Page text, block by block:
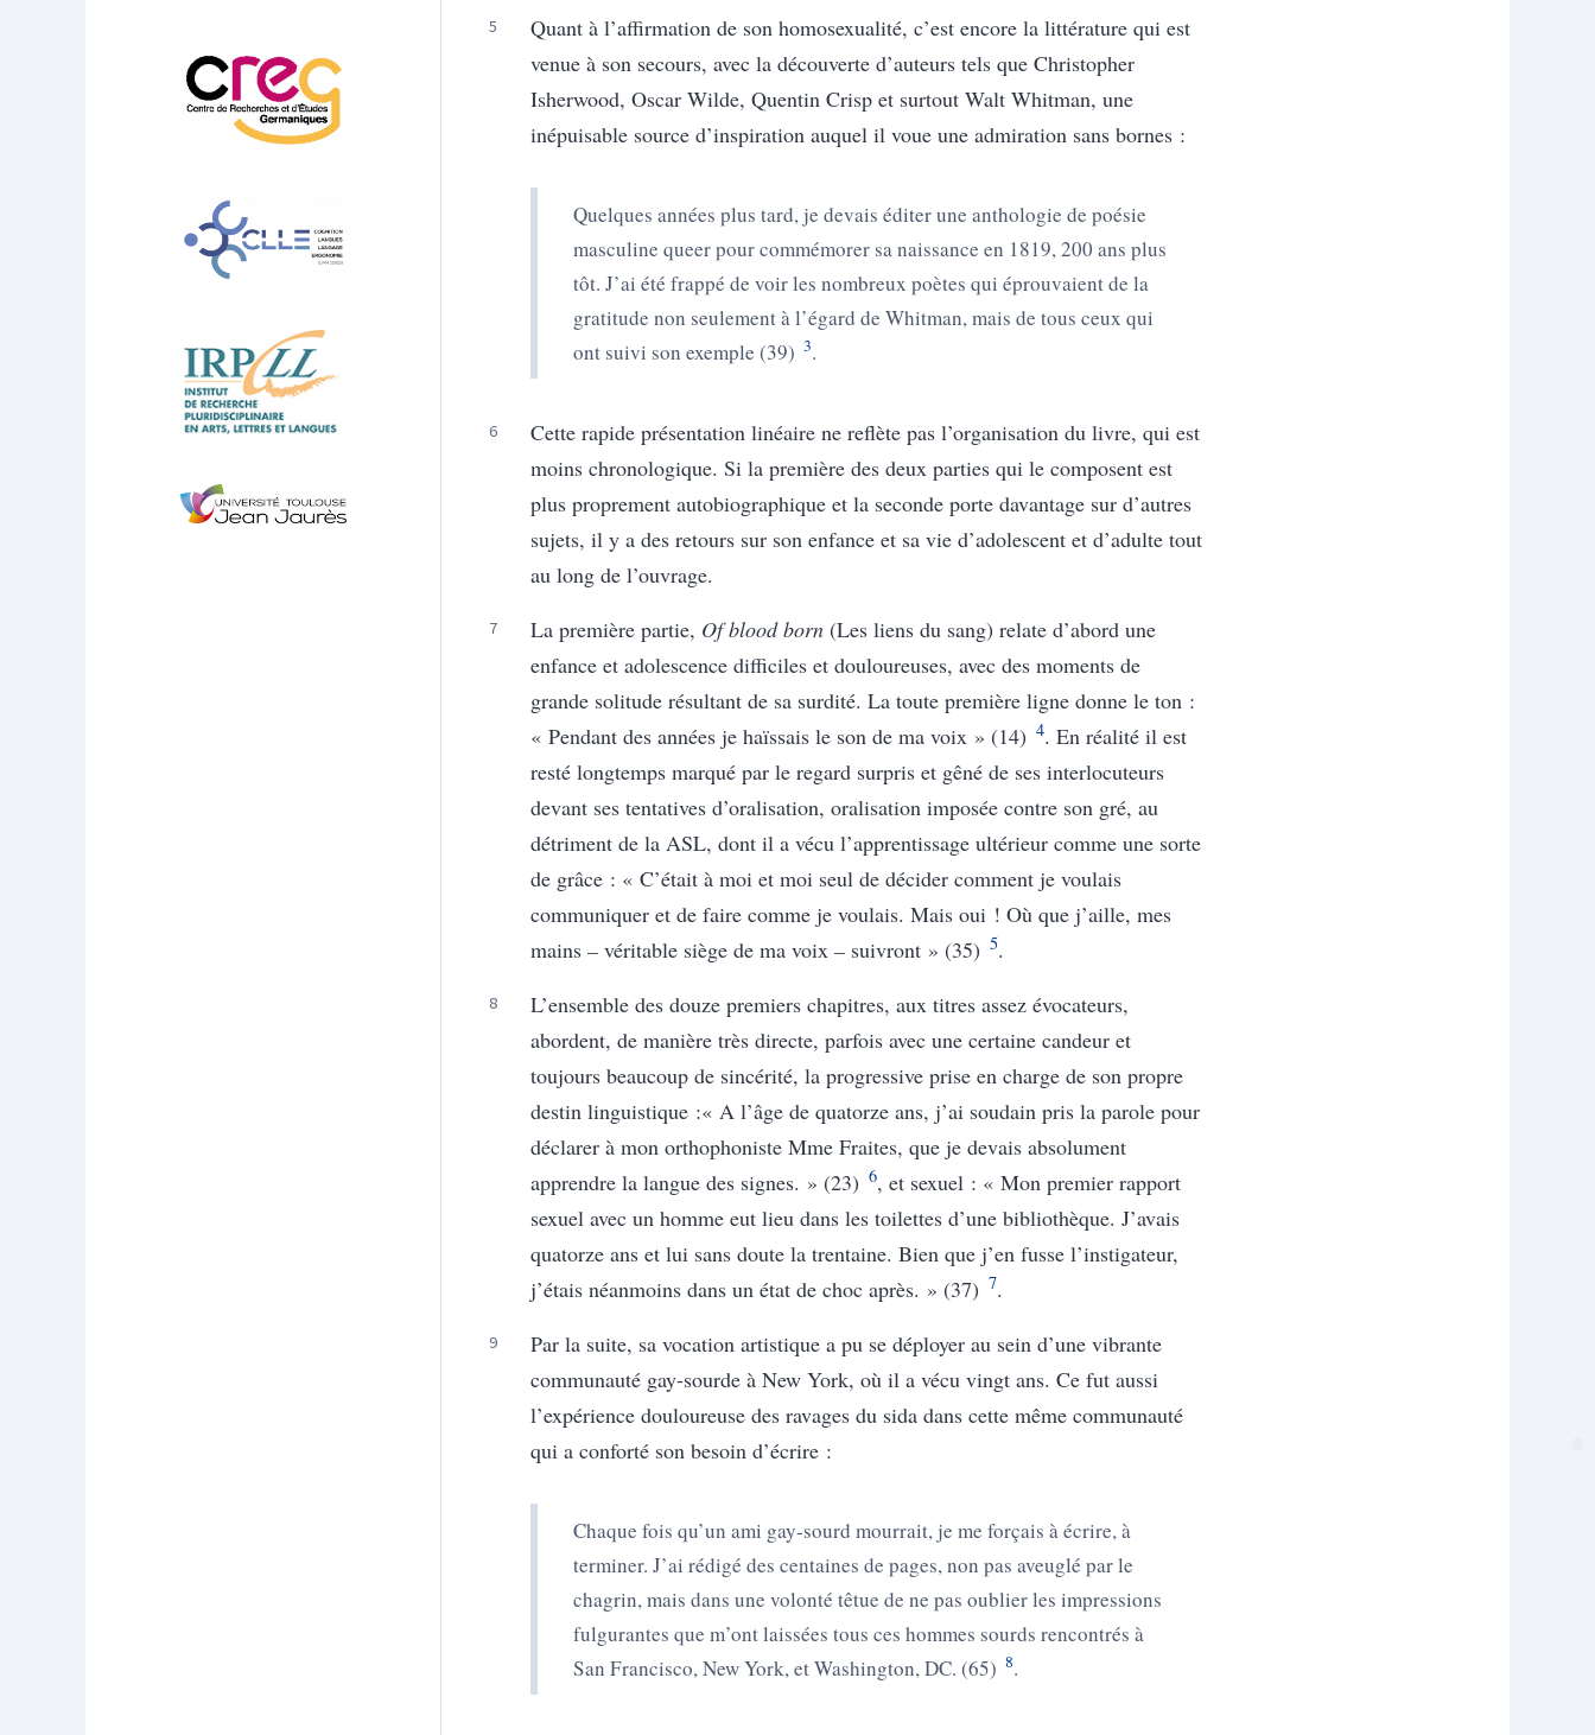
Quant à l’affirmation de son homosexualité, c’est encore la littérature qui est
venue à son secours, avec la découverte d’auteurs tels que Christopher
Isherwood, Oscar Wilde, Quentin Crisp et surtout Walt Whitman, une
inépuisable source d’inspiration auquel il voue une admiration sans bornes :
Quelques années plus tard, je devais éditer une anthologie de poésie
masculine queer pourcommémorer sa naissance en 1819, 200 ans plus
tôt. J’ai été frappé de voirles nombreux poètes qui éprouvaient de la
gratitude non seulement à l’égard de Whitman, mais de tous ceux qui
ont suivi son exemple (39) 3.
Cette rapide présentation linéaire ne reflète pas l’organisation du livre, qui est
moins chronologique. Si la première des deux parties qui le composent est
plus proprement autobiographique et la seconde porte davantage sur d’autres
sujets, il y a des retours sur son enfance et sa vie d’adolescent et d’adulte tout
au long de l’ouvrage.
La première partie, Of blood born (Les liens du sang) relate d’abord une
enfance et adolescence difficiles et douloureuses, avec des moments de
grande solitude résultant de sa surdité. La toute première ligne donne le ton :
« Pendant des années je haïssais le son de ma voix » (14) 4. En réalité il est
resté longtemps marqué par le regard surpris et gêné de ses interlocuteurs
devant ses tentatives d’oralisation, oralisation imposée contre son gré, au
détriment de la ASL, dont il a vécu l’apprentissage ultérieur comme une sorte
de grâce : « C’était à moi et moi seul de décider comment je voulais
communiquer et de faire comme je voulais. Mais oui ! Où que j’aille, mes
mains – véritable siège de ma voix – suivront » (35) 5.
L’ensemble des douze premiers chapitres, aux titres assez évocateurs,
abordent, de manière très directe, parfois avec une certaine candeur et
toujours beaucoup de sincérité, la progressive prise en charge de son propre
destin linguistique :« A l’âge de quatorze ans, j’ai soudain pris la parole pour
déclarer à mon orthophoniste Mme Fraites, que je devais absolument
apprendre la langue des signes. » (23) 6, et sexuel : « Mon premier rapport
sexuel avec un homme eut lieu dans les toilettes d’une bibliothèque. J’avais
quatorze ans et lui sans doute la trentaine. Bien que j’en fusse l’instigateur,
j’étais néanmoins dans un état de choc après. » (37) 7.
Par la suite, sa vocation artistique a pu se déployer au sein d’une vibrante
communauté gay-sourde à New York, où il a vécu vingt ans. Ce fut aussi
l’expérience douloureuse des ravages du sida dans cette même communauté
qui a conforté son besoin d’écrire :
Chaque fois qu’un ami gay-sourd mourrait, je me forçais à écrire, à
terminer. J’ai rédigé des centaines de pages, non pas aveuglé par le
chagrin, mais dans une volonté têtue de ne pas oublier les impressions
fulgurantes que m’ont laissées tous ces hommes sourds rencontrés à
San Francisco, New York, et Washington, DC. (65) 8.